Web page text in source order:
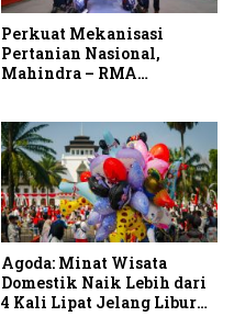
Perkuat Mekanisasi
Pertanian Nasional,
Mahindra – RMA
Tingkatkan Produktivitas
Petani Indonesia
Agoda: Minat Wisata
Domestik Naik Lebih dari
4 Kali Lipat Jelang Libur